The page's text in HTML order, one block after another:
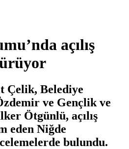
açılış
Çelik, Belediye
ve Gençlik ve
Ötgünlü, açılış
eden Niğde
bulundu.